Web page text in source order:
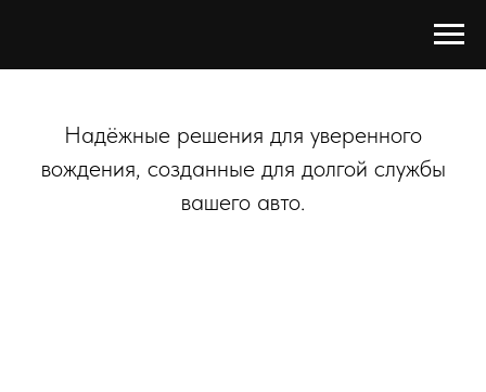
Надёжные решения для уверенного
вождения, созданные для долгой службы
вашего авто.